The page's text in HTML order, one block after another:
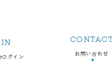
グイン お問い合わせ
▼